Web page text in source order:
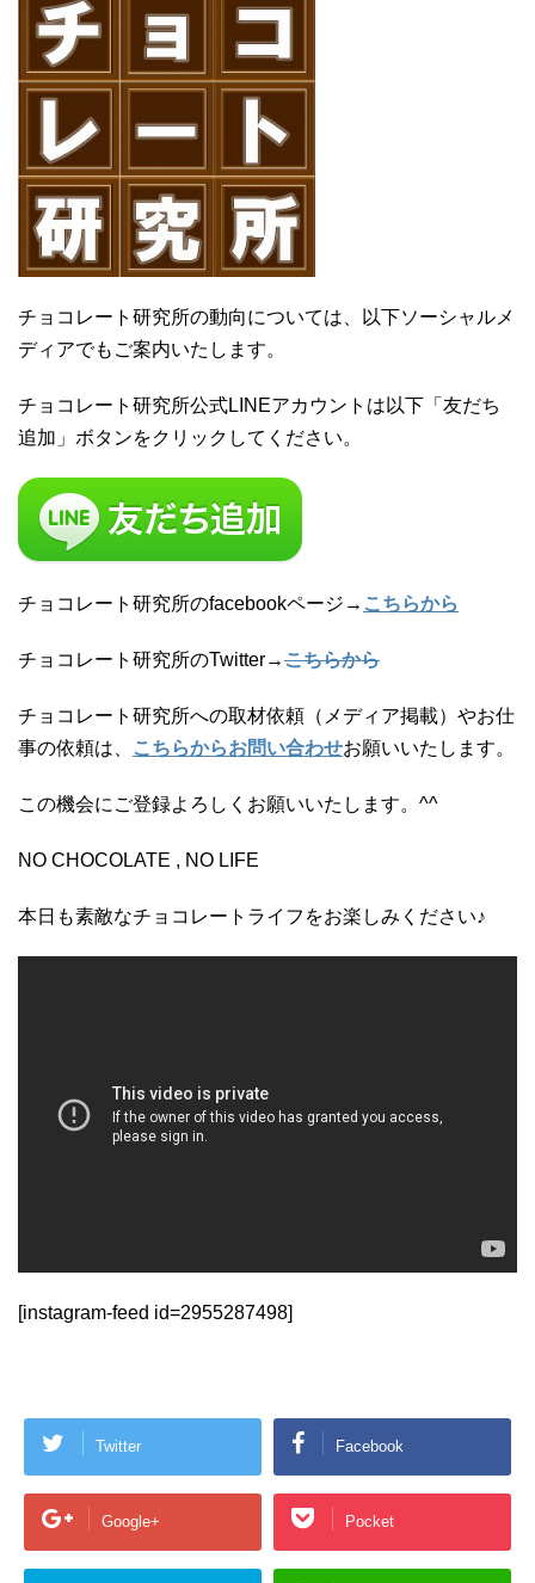
チョコレート研究所の動向については、以下ソーシャルメ
ディアでもご案内いたします。
チョコレート研究所公式LINEアカウントは以下「友だち
追加」ボタンをクリックしてください。
チョコレート研究所のfacebookページ→ こちらから
チョコレート研究所のTwitter→こちらから
チョコレート研究所への取材依頼（メディア掲載）やお仕
事の依頼は、
こちらからお問い合わせお願いいたします。
この機会にご登録よろしくお願いいたします。^^
NO CHOCOLATE , NO LIFE
本日も素敵なチョコレートライフをお楽しみください♪
[instagram-feed id=2955287498]
Twitter Facebook
Google+ Pocket